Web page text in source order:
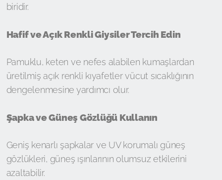
biridir.
Hafif ve Açık Renkli Giysiler Tercih Edin
Pamuklu, keten ve nefes alabilen kumaşlardan
üretilmiş açık renkli kıyafetler vücut sıcaklığının
dengelenmesine yardımcı olur.
Şapka ve Güneş Gözlüğü Kullanın
Geniş kenarlı şapkalar ve UV korumalı güneş
gözlükleri, güneş ışınlarının olumsuz etkilerini
azaltabilir.